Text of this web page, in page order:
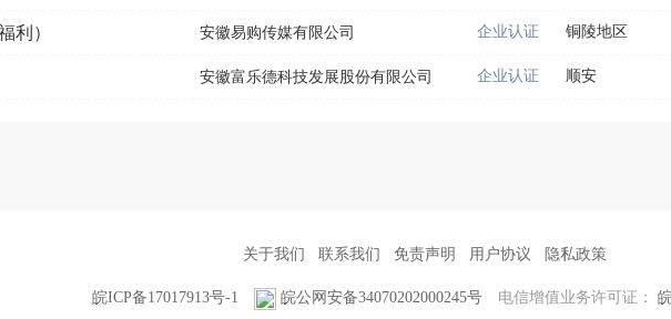
利） 安徽易购传媒有限公司 企业认证 铜陵地区
安徽富乐德科技发展股份有限公司 企业认证 顺安
关于我们 联系我们 免责声明 用户协议 隐私政策
皖ICP备17017913号-1 皖公网安备34070202000245号 电信增值业务许可证：